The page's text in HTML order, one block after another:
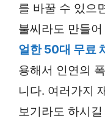
를 바꿀 수 있으
불씨라도 만들
얼한 50대 무료
용해서 인연의
니다. 여러가지
보기라도 하시